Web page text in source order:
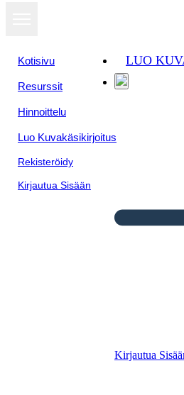
Kotisivu
Resurssit
Hinnoittelu
Luo Kuvakäsikirjoitus
Rekisteröidy
Kirjautua Sisään
LUO
Kirjautua
Lily's